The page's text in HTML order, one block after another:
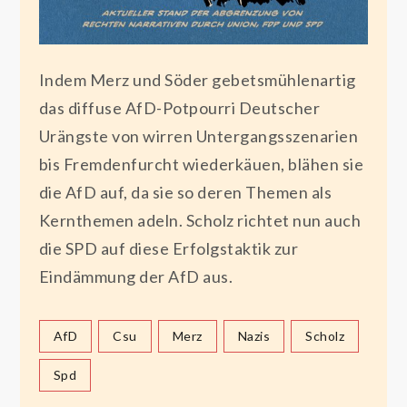
Indem Merz und Söder gebetsmühlenartig
das diffuse AfD-Potpourri Deutscher
Urängste von wirren Untergangsszenarien
bis Fremdenfurcht wiederkäuen, blähen sie
die AfD auf, da sie so deren Themen als
Kernthemen adeln. Scholz richtet nun auch
die SPD auf diese Erfolgstaktik zur
Eindämmung der AfD aus.
AfD Csu Merz Nazis Scholz
Spd